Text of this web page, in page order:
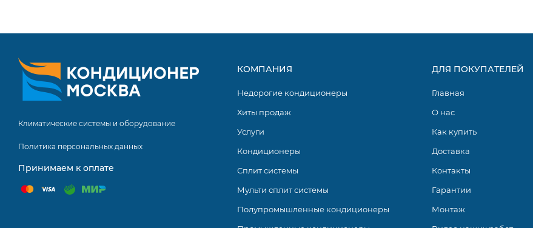
невероятно стильные и оригинальные модели с отличной технологичной комплектацией и высококачественным
долговечным исполнением. Возможность выбора цветового решения корпуса позволяет подобрать
установки и эксплуатации в помещениях со специальным интерьером.
Климатические системы и оборудование
Политика персональных данных
Принимаем к оплате
КОМПАНИЯ
Недорогие кондиционеры
Хиты продаж
Услуги
Кондиционеры
Сплит системы
Мульти сплит системы
Полупромышленные кондиционеры
ДЛЯ ПОКУПАТЕЛЕЙ
Главная
О нас
Как купить
Доставка
Контакты
Гарантии
Монтаж